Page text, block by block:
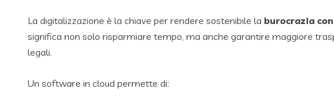
La digitalizzazione è la chiave per rendere sostenibile la burocrazia
significa non solo risparmiare tempo, ma anche garantire maggiore
legali.
Un software in cloud permette di: